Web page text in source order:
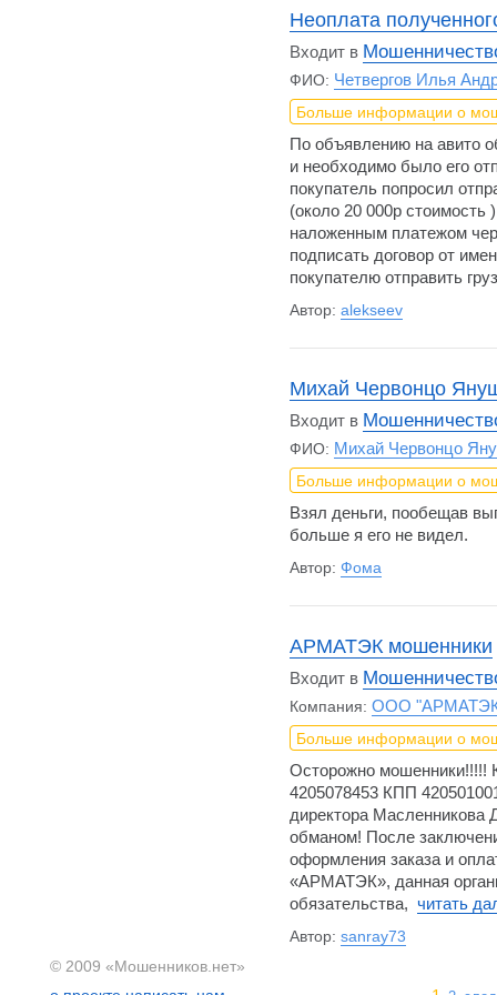
Неоплата
Входит в
ФИО: Четвергов Илья
Больше информации о
По объявлению на авито
и необходимо было его
покупатель попросил
(около 20 000р стоимость
наложенным платежом
подписать договор от
покупателю отправить
Автор: alekseev
Михай Червонцо
Входит в
ФИО: Михай Червонцо
Больше информации о
Взял деньги, пообещав
больше я его не видел.
Автор: Фома
АРМАТЭК мошенники
Входит в
Компания: ООО
Больше информации о
Осторожно
4205078453 КПП
директора Масленникова
обманом! После
оформления заказа и
«АРМАТЭК», данная
обязательства,читать
Автор: sanray73
© 2009 «Мошенников.нет»